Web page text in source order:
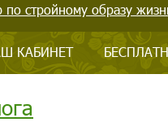
по стройному образу
КАБИНЕТ